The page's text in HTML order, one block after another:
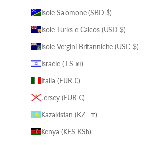
Isole Salomone (SBD $)
Isole Turks e Caicos (USD $)
Isole Vergini Britanniche (USD $)
Israele (ILS ₪)
Italia (EUR €)
Jersey (EUR €)
Kazakistan (KZT ₸)
Kenya (KES KSh)